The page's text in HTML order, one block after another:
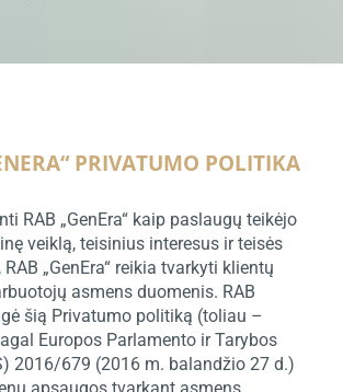
PRIVATUMO POLITIKA
RAB „GenEra“ kaip paslaugų teikėjo
veiklą, teisinius interesus ir teisės
„GenEra“ reikia tvarkyti klientų
asmens duomenis. RAB
šią Privatumo politiką (toliau –
Europos Parlamento ir Tarybos
2016/679 (2016 m. balandžio 27 d.)